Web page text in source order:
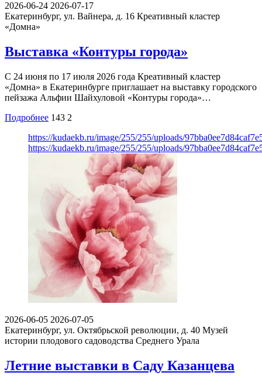
2026-06-24 2026-07-17
Екатеринбург, ул. Вайнера, д. 16 Креативный кластер
«Домна»
Выставка «Контуры города»
С 24 июня по 17 июля 2026 года Креативный кластер
«Домна» в Екатеринбурге приглашает на выставку городского
пейзажа Альфии Шайхуловой «Контуры города»…
Подробнее 143 2
https://kudaekb.ru/image/255/255/uploads/
https://kudaekb.ru/image/255/255/uploads/
2026-06-05 2026-07-05
Екатеринбург, ул. Октябрьской революции, д. 40 Музей
истории плодового садоводства Среднего Урала
Летние выставки в Саду Казанцева